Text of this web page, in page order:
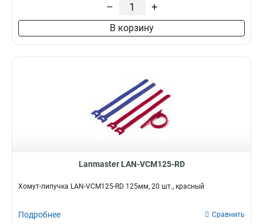
– +
В корзину
Lanmaster LAN-VCM125-RD
Хомут-липучка LAN-VCM125-RD 125мм, 20 шт., красный
Подробнее Сравнить